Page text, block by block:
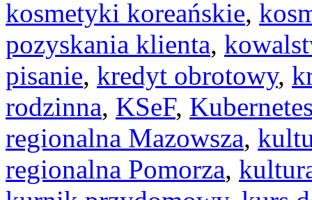
kosmetyki koreańskie,
pozyskania klienta,
pisanie, kredyt obrotowy,
rodzinna, KSeF,
regionalna Mazowsza,
regionalna Pomorza,